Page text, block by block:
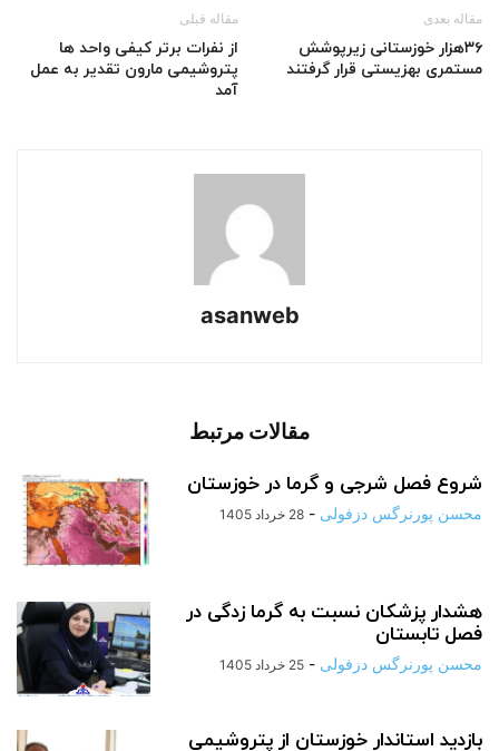
مقاله قبلی
از نفرات برتر کیفی واحد ها
پتروشیمی مارون تقدیر به عمل
آمد
مقاله بعدی
۳۶هزار خوزستانی زیرپوشش
مستمری بهزیستی قرار گرفتند
asanweb
مقالات مرتبط
شروع فصل شرجی و گرما در خوزستان
محسن پورنرگس دزفولی - 28 خرداد 1405
هشدار پزشکان نسبت به گرما زدگی در
فصل تابستان
محسن پورنرگس دزفولی - 25 خرداد 1405
بازدید استاندار خوزستان از پتروشیمی